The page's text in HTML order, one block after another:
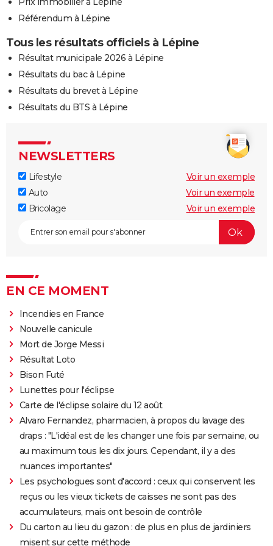
Référendum à Lépine
Tous les résultats officiels à Lépine
Résultat municipale 2026 à Lépine
Résultats du bac à Lépine
Résultats du brevet à Lépine
Résultats du BTS à Lépine
NEWSLETTERS
Lifestyle
Voir un exemple
Auto
Voir un exemple
Bricolage
Voir un exemple
EN CE MOMENT
Incendies en France
Nouvelle canicule
Mort de Jorge Messi
Résultat Loto
Bison Futé
Lunettes pour l'éclipse
Carte de l'éclipse solaire du 12 août
Alvaro Fernandez, pharmacien, à propos du lavage des
draps : "L'idéal est de les changer une fois par semaine, ou
au maximum tous les dix jours. Cependant, il y a des
nuances importantes"
Les psychologues sont d'accord : ceux qui conservent les
reçus ou les vieux tickets de caisses ne sont pas des
accumulateurs, mais ont besoin de contrôle
Du carton au lieu du gazon : de plus en plus de jardiniers
misent sur cette méthode